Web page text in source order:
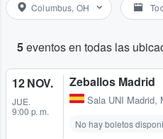
Columbus, OH
5eventos en todas las
12 NOV.
JUE.
9:00 p. m.
Zeballos Madrid
Sala UNI Madrid,
No hay boletos